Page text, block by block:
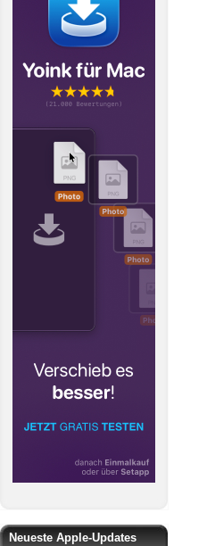
Neueste Apple-Updates